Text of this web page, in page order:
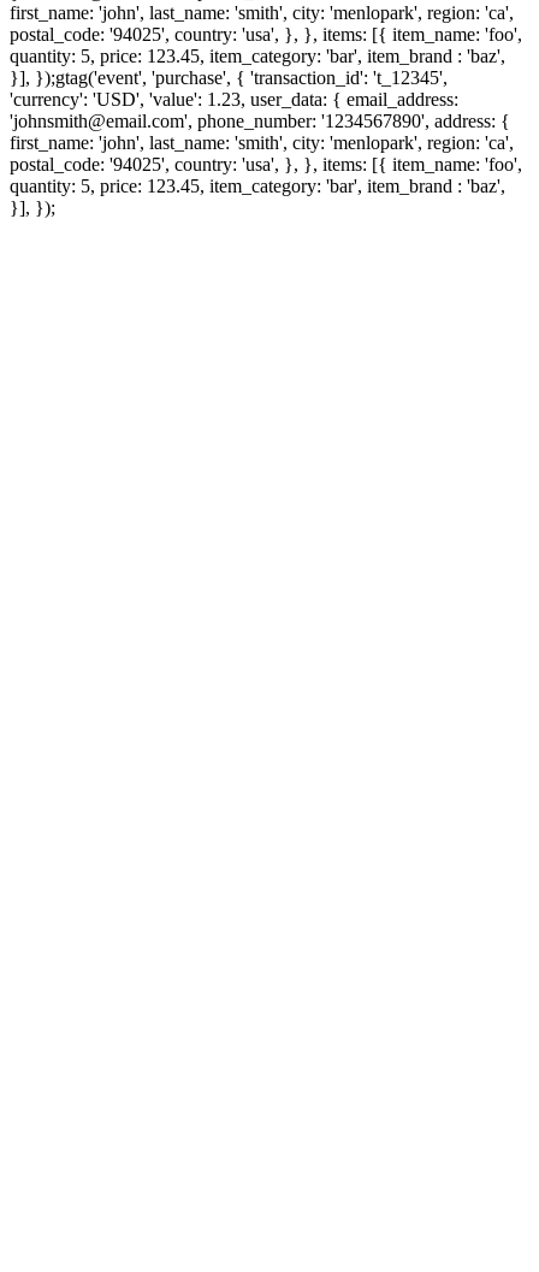
first_name: 'john', last_name: 'smith', city: 'menlopark', region: 'ca',
postal_code: '94025', country: 'usa', }, }, items: [{ item_name: 'foo',
quantity: 5, price: 123.45, item_category: 'bar', item_brand : 'baz',
}], });gtag('event', 'purchase', { 'transaction_id': 't_12345',
'currency': 'USD', 'value': 1.23, user_data: { email_address:
'johnsmith@email.com', phone_number: '1234567890', address: {
first_name: 'john', last_name: 'smith', city: 'menlopark', region: 'ca',
postal_code: '94025', country: 'usa', }, }, items: [{ item_name: 'foo',
quantity: 5, price: 123.45, item_category: 'bar', item_brand : 'baz',
}], });